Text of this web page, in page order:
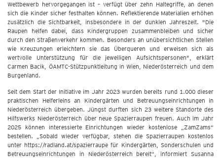
Wettbewerb hervorgegangen ist – verfügt über zehn Haltegriffe, an denen
sich die Kinder sicher festhalten können. Reflektierende Materialien erhöhen
zusätzlich die Sichtbarkeit, insbesondere in der dunklen Jahreszeit. "Die
Raupen helfen dabei, dass Kindergruppen zusammenbleiben und sicher
durch den Straßenverkehr kommen. Besonders an unübersichtlichen Stellen
wie Kreuzungen erleichtern sie das Überqueren und erweisen sich als
wertvolle Unterstützung für die jeweiligen Aufsichtspersonen", erklärt
Carmen Bacik, ÖAMTC-Stützpunktleitung in Wien, Niederösterreich und dem
Burgenland.
Seit dem Start der Initiative im Jahr 2023 wurden bereits rund 1.000 dieser
praktischen Helferleins an Kindergärten und Betreuungseinrichtungen in
Niederösterreich übergeben. Jüngst durften sich 23 weitere Standorte des
Hilfswerks Niederösterreich über neue Spazierraupen freuen. Auch im Jahr
2025 können interessierte Einrichtungen wieder kostenlose „ZamZams“
bestellen. „Sobald wieder verfügbar, stehen die Spazierraupen kostenlos
unter https://radland.at/spazierraupe für Kindergärten, Sonderschulen und
Betreuungseinrichtungen in Niederösterreich bereit“, informiert Susanna